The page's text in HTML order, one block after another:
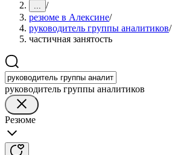
... /
резюме в Алексине/
руководитель группы аналитиков/
частичная занятость
руководитель группы аналитиков
Резюме